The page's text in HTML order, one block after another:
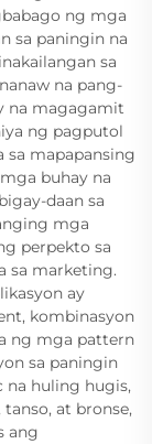
ng mga
sa paningin na
sa
na pang-
na magagamit
ng pagputol
sa mapapansing
buhay na
daan sa
mga
perpekto sa
sa marketing.
ay
kombinasyon
ng mga pattern
sa paningin
na huling hugis,
at bronse,
ang